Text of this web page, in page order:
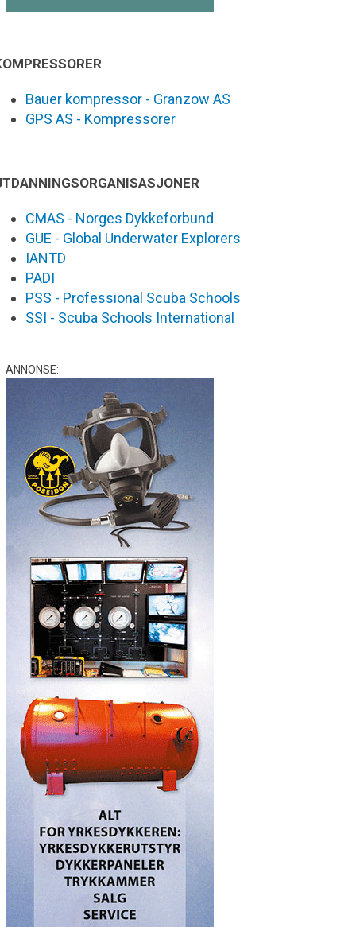
Bauer kompressor - Granzow AS
GPS AS - Kompressorer
CMAS - Norges Dykkeforbund
GUE - Global Underwater Explorers
IANTD
PADI
PSS - Professional Scuba Schools
SSI - Scuba Schools International
ANNONSE: